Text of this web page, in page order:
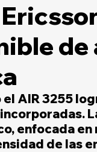
AIR 3255
incorporadas.
enfocada
de las